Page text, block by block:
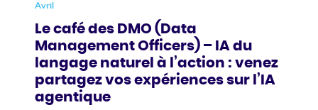
Avril
Le café des DMO (Data
Management Officers) – IA du
langage naturel à l’action : venez
partagez vos expériences sur l’IA
agentique